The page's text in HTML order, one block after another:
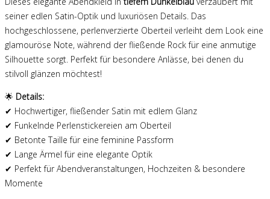
seiner edlen Satin-Optik und luxuriösen Details. Das
hochgeschlossene, perlenverzierte Oberteil verleiht dem Look eine
glamouröse Note, während der fließende Rock für eine anmutige
Silhouette sorgt. Perfekt für besondere Anlässe, bei denen du
stilvoll glänzen möchtest!
🌟 Details:
✔ Hochwertiger, fließender Satin mit edlem Glanz
✔ Funkelnde Perlenstickereien am Oberteil
✔ Betonte Taille für eine feminine Passform
✔ Lange Ärmel für eine elegante Optik
✔ Perfekt für Abendveranstaltungen, Hochzeiten & besondere
Momente